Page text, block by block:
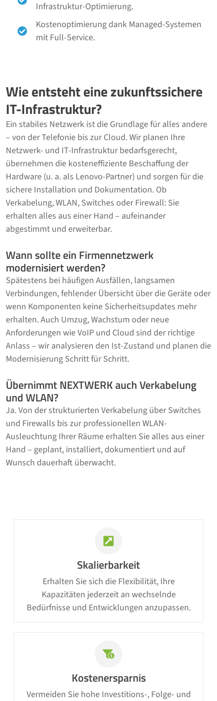
Infrastruktur-Optimierung.
Kostenoptimierung dank Managed-Systemen
mit Full-Service.
Wie entsteht eine zukunftssichere
IT-Infrastruktur?
Ein stabiles Netzwerk ist die Grundlage für alles andere
– von der Telefonie bis zur Cloud. Wir planen Ihre
Netzwerk- und IT-Infrastruktur bedarfsgerecht,
übernehmen die kosteneffiziente Beschaffung der
Hardware (u. a. als Lenovo-Partner) und sorgen für die
sichere Installation und Dokumentation. Ob
Verkabelung, WLAN, Switches oder Firewall: Sie
erhalten alles aus einer Hand – aufeinander
abgestimmt und erweiterbar.
Wann sollte ein Firmennetzwerk
modernisiert werden?
Spätestens bei häufigen Ausfällen, langsamen
Verbindungen, fehlender Übersicht über die Geräte oder
wenn Komponenten keine Sicherheitsupdates mehr
erhalten. Auch Umzug, Wachstum oder neue
Anforderungen wie VoIP und Cloud sind der richtige
Anlass – wir analysieren den Ist-Zustand und planen die
Modernisierung Schritt für Schritt.
Übernimmt NEXTWERK auch Verkabelung
und WLAN?
Ja. Von der strukturierten Verkabelung über Switches
und Firewalls bis zur professionellen WLAN-
Ausleuchtung Ihrer Räume erhalten Sie alles aus einer
Hand – geplant, installiert, dokumentiert und auf
Wunsch dauerhaft überwacht.
Skalierbarkeit
Erhalten Sie sich die Flexibilität, Ihre
Kapazitäten jederzeit an wechselnde
Bedürfnisse und Entwicklungen anzupassen.
Kostenersparnis
Vermeiden Sie hohe Investitions-, Folge- und